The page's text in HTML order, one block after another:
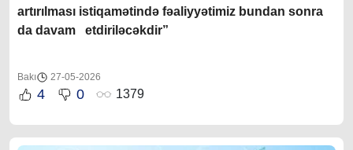
artırılması istiqamətində fəaliyyətimiz bundan sonra
da davam etdiriləcəkdir”
Bakı 27-05-2026
4 0 1379